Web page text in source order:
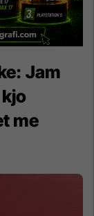
Jam
me